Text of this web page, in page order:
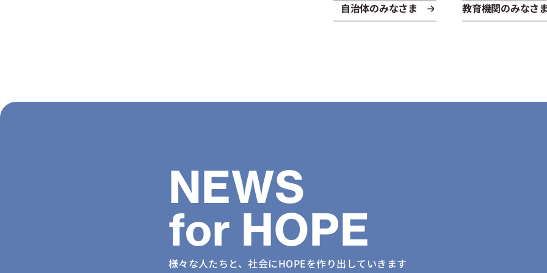
自治体のみなさま 教育機関のみなさ
NEWS
for HOPE
様々な人たちと、社会にHOPEを作り出していきます